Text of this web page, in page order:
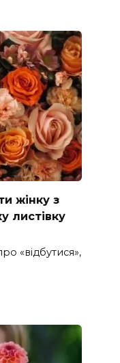
жінку з
листівку
«відбутися»,